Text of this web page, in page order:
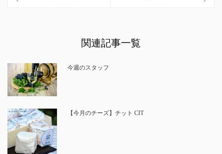
関連記事一覧
今週のスタッフ
【今月のチーズ】チット CIT